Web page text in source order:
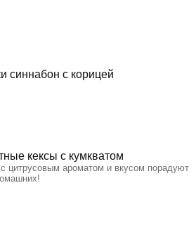
синнабон с корицей
кексы с кумкватом
с цитрусовым ароматом и вкусом порадуют